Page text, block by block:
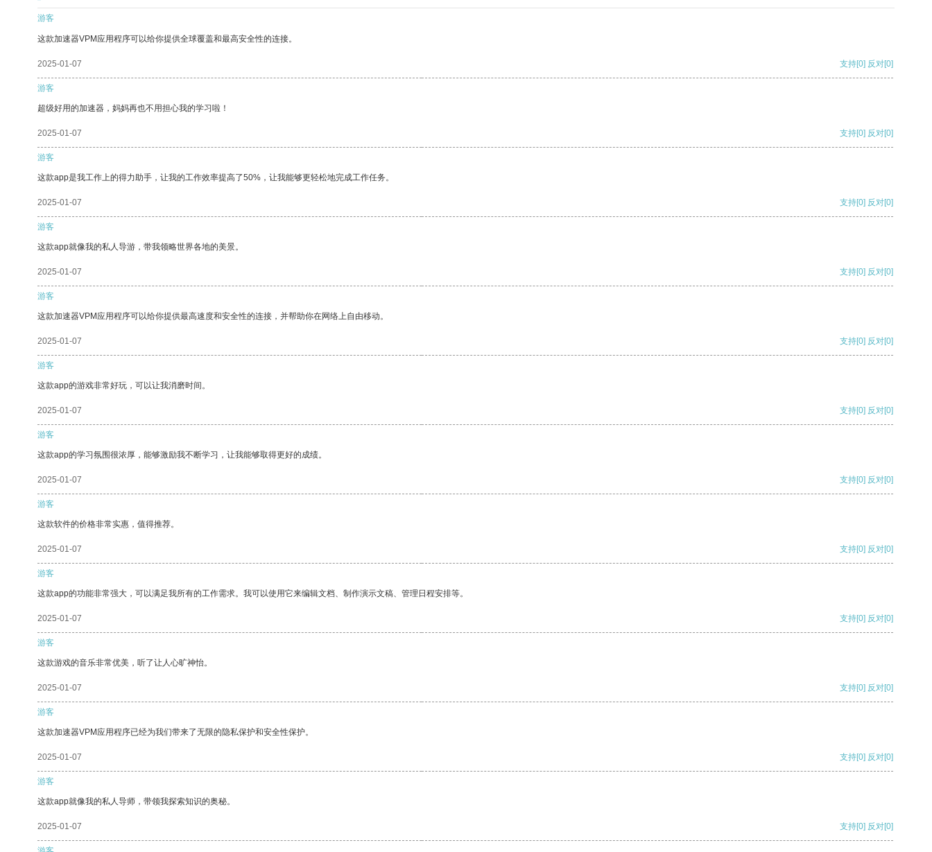
游客
这款加速器VPM应用程序可以给你提供全球覆盖和最高安全性的连接。
2025-01-07 支持[0] 反对[0]
游客
超级好用的加速器，妈妈再也不用担心我的学习啦！
2025-01-07 支持[0] 反对[0]
游客
这款app是我工作上的得力助手，让我的工作效率提高了50%，让我能够更轻松地完成工作任务。
2025-01-07 支持[0] 反对[0]
游客
这款app就像我的私人导游，带我领略世界各地的美景。
2025-01-07 支持[0] 反对[0]
游客
这款加速器VPM应用程序可以给你提供最高速度和安全性的连接，并帮助你在网络上自由移动。
2025-01-07 支持[0] 反对[0]
游客
这款app的游戏非常好玩，可以让我消磨时间。
2025-01-07 支持[0] 反对[0]
游客
这款app的学习氛围很浓厚，能够激励我不断学习，让我能够取得更好的成绩。
2025-01-07 支持[0] 反对[0]
游客
这款软件的价格非常实惠，值得推荐。
2025-01-07 支持[0] 反对[0]
游客
这款app的功能非常强大，可以满足我所有的工作需求。我可以使用它来编辑文档、制作演示文稿、管理日程安排等。
2025-01-07 支持[0] 反对[0]
游客
这款游戏的音乐非常优美，听了让人心旷神怡。
2025-01-07 支持[0] 反对[0]
游客
这款加速器VPM应用程序已经为我们带来了无限的隐私保护和安全性保护。
2025-01-07 支持[0] 反对[0]
游客
这款app就像我的私人导师，带领我探索知识的奥秘。
2025-01-07 支持[0] 反对[0]